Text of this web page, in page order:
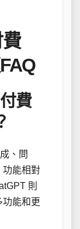
費
、問
功能相對
則
能和更